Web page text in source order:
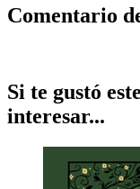
Comentario
Si te gustó
interesar...